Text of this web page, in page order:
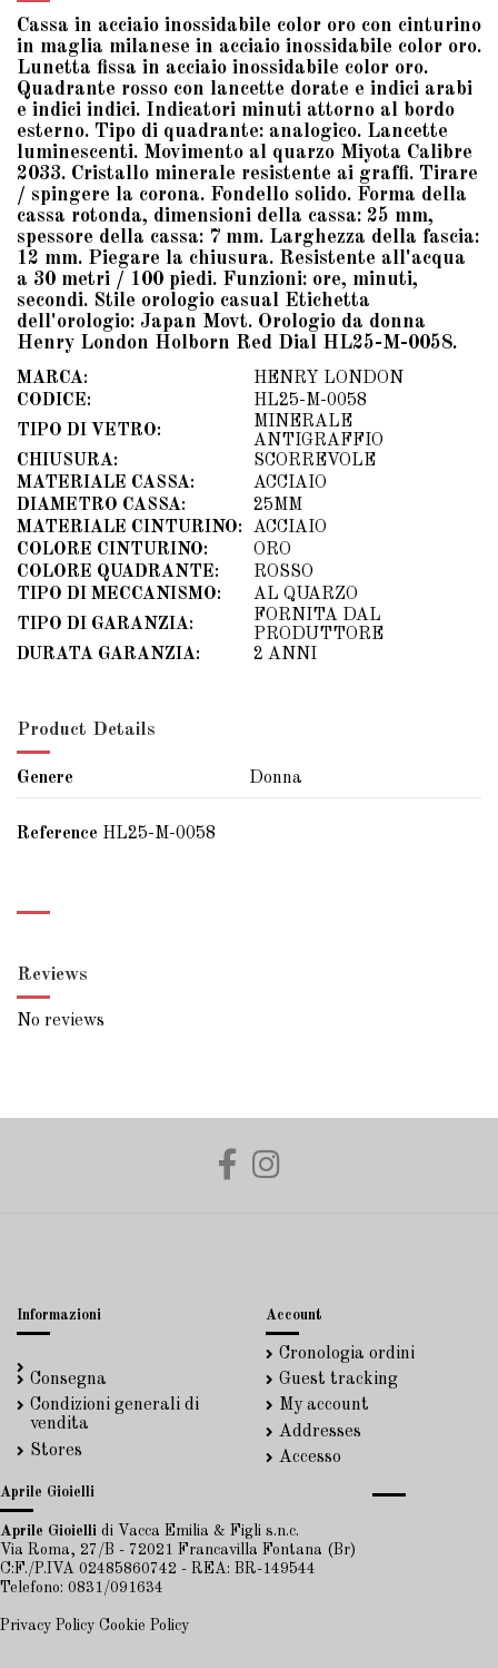
Cassa in acciaio inossidabile color oro con cinturino
in maglia milanese in acciaio inossidabile color oro.
Lunetta fissa in acciaio inossidabile color oro.
Quadrante rosso con lancette dorate e indici arabi
e indici indici. Indicatori minuti attorno al bordo
esterno. Tipo di quadrante: analogico. Lancette
luminescenti. Movimento al quarzo Miyota Calibre
2033. Cristallo minerale resistente ai graffi. Tirare
/ spingere la corona. Fondello solido. Forma della
cassa rotonda, dimensioni della cassa: 25 mm,
spessore della cassa: 7 mm. Larghezza della fascia:
12 mm. Piegare la chiusura. Resistente all'acqua
a 30 metri / 100 piedi. Funzioni: ore, minuti,
secondi. Stile orologio casual Etichetta
dell'orologio: Japan Movt. Orologio da donna
Henry London Holborn Red Dial HL25-M-0058.
MARCA:
HENRY LONDON
CODICE:
HL25-M-0058
TIPO DI VETRO:
MINERALE
ANTIGRAFFIO
CHIUSURA:
SCORREVOLE
MATERIALE CASSA:
ACCIAIO
DIAMETRO CASSA:
25MM
MATERIALE CINTURINO:
ACCIAIO
COLORE CINTURINO:
ORO
COLORE QUADRANTE:
ROSSO
TIPO DI MECCANISMO:
AL QUARZO
TIPO DI GARANZIA:
FORNITA DAL
PRODUTTORE
DURATA GARANZIA:
2 ANNI
Product Details
Genere Donna
Reference HL25-M-0058
Reviews
No reviews
Informazioni
Consegna
Condizioni generali di
vendita
Stores
Account
Cronologia ordini
Guest tracking
My account
Addresses
Accesso
Aprile Gioielli
Aprile Gioielli di Vacca Emilia & Figli s.n.c.
Via Roma, 27/B - 72021 Francavilla Fontana (Br)
C:F./P.IVA 02485860742 - REA: BR-149544
Telefono: 0831/091634
Privacy Policy Cookie Policy